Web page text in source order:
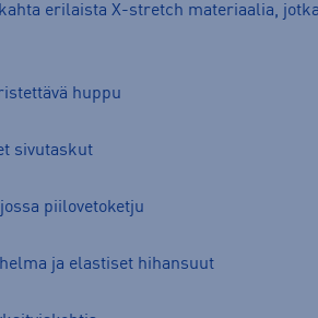
erilaista X-stretch materiaalia,
huppu
sivutaskut
piilovetoketju
ja elastiset hihansuut